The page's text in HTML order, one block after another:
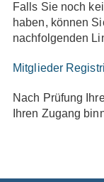
Falls Sie noch
haben, können
nachfolgenden
Mitglieder
Nach Prüfung
Ihren Zugang